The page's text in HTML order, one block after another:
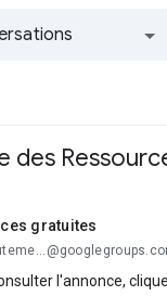
des
gratuites
l'annonce,